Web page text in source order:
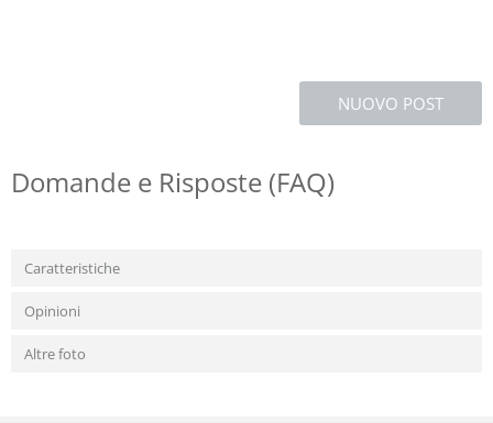
NUOVO POST
Domande e Risposte (FAQ)
Caratteristiche
Opinioni
Altre foto